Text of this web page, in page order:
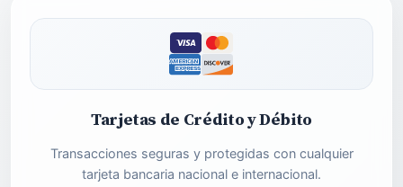
Tarjetas de Crédito y Débito
Transacciones seguras y protegidas con cualquier
tarjeta bancaria nacional e internacional.